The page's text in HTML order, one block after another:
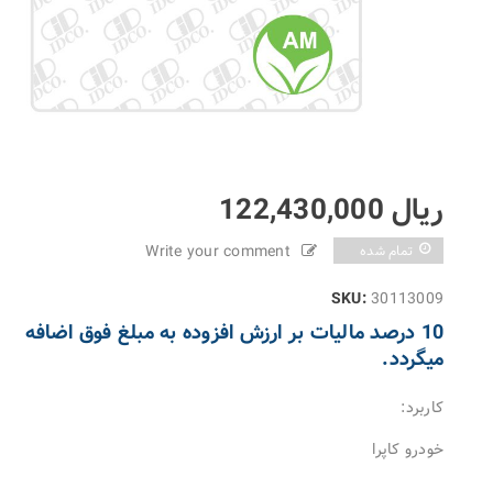
ریال
تمام شده
Write your comment
SKU: 30113009
10 درصد مالیات بر ارزش افزوده به مبلغ فوق اضافه
میگردد.
کاربرد:
خودرو کاپرا